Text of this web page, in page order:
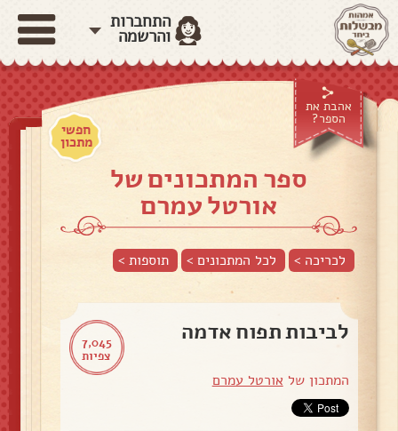
התחברות
והרשמה
אהבת את
הספר?
חפשי
מתכון
ספר המתכונים של
אורטל עמרם
לכריכה > לכל המתכונים > תוספות>
7,045
צפיות
לביבות תפוח אדמה
המתכון של אורטל עמרם